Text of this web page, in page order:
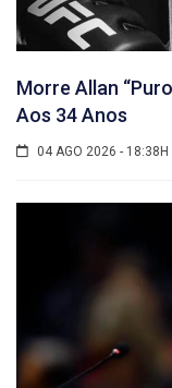
Morre Allan
Aos 34 Anos
04 AGO 2026 - 18:38H